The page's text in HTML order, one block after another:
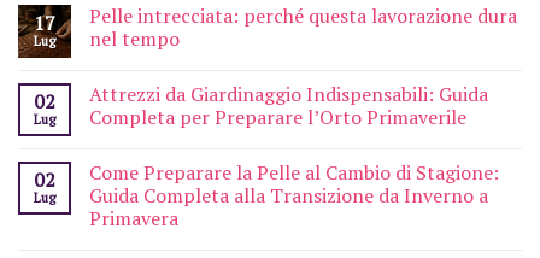
17
Lug
Pelle intrecciata: perché questa lavorazione dura
nel tempo
02
Lug
Attrezzi da Giardinaggio Indispensabili: Guida
Completa per Preparare l’Orto Primaverile
02
Lug
Come Preparare la Pelle al Cambio di Stagione:
Guida Completa alla Transizione da Inverno a
Primavera